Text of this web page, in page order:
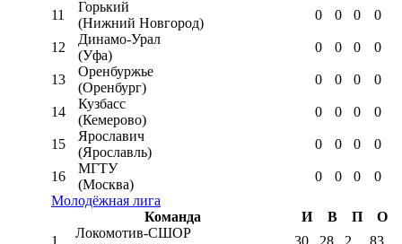
11
Горький
(Нижний Новгород)
0 0 0 0
12
Динамо-Урал
(Уфа)
0 0 0 0
13
Оренбуржье
(Оренбург)
0 0 0 0
14
Кузбасс
(Кемерово)
0 0 0 0
15
Ярославич
(Ярославль)
0 0 0 0
16
МГТУ
(Москва)
0 0 0
0
Молодёжная лига
Команда
И В П
О
1
Локомотив-CШОР
30 28 2 83